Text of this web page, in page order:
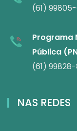
(61)
Programa
Pública
(61)
NAS REDES